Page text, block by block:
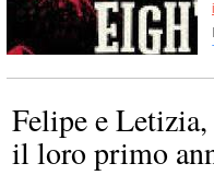
Felipe e
il loro primo